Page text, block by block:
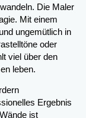
Die Maler
Mit einem
ungemütlich in
oder
viel über den
leben.
Ergebnis
ist